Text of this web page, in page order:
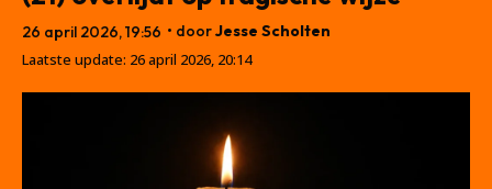
26 april 2026, 19:56 • doorJesse Scholten
Laatste update: 26 april 2026, 20:14